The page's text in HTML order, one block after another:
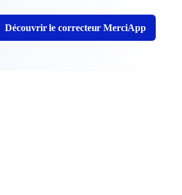
Découvrir le correcteur MerciApp